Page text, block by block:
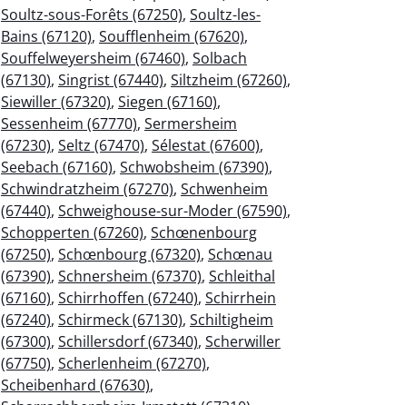
Soultz-sous-Forêts (67250), Soultz-les-
Bains (67120), Soufflenheim (67620),
Souffelweyersheim (67460), Solbach
(67130), Singrist (67440), Siltzheim (67260),
Siewiller (67320), Siegen (67160),
Sessenheim (67770), Sermersheim
(67230), Seltz (67470), Sélestat (67600),
Seebach (67160), Schwobsheim (67390),
Schwindratzheim (67270), Schwenheim
(67440), Schweighouse-sur-Moder (67590),
Schopperten (67260), Schœnenbourg
(67250), Schœnbourg (67320), Schœnau
(67390), Schnersheim (67370), Schleithal
(67160), Schirrhoffen (67240), Schirrhein
(67240), Schirmeck (67130), Schiltigheim
(67300), Schillersdorf (67340), Scherwiller
(67750), Scherlenheim (67270),
Scheibenhard (67630),